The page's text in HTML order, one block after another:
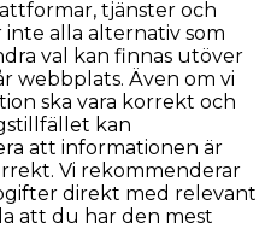
tjänster och
inte alla alternativ som
val kan finnas utöver
webbplats. Även om vi
ska vara korrekt och
kan
att informationen är
Vi rekommenderar
direkt med relevant
att du har den mest